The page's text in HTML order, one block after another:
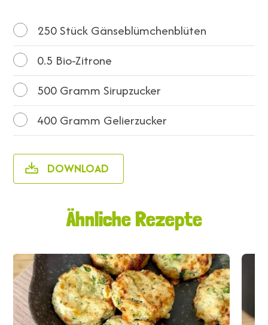
250Stück Gänseblümchenblüten
0.5 Bio-Zitrone
500 Gramm Sirupzucker
400 Gramm Gelierzucker
DOWNLOAD
Ähnliche Rezepte